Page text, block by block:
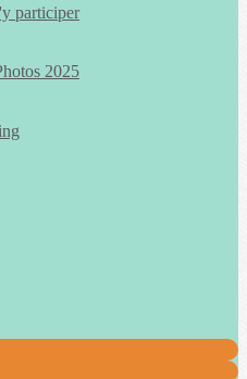
participer
2025